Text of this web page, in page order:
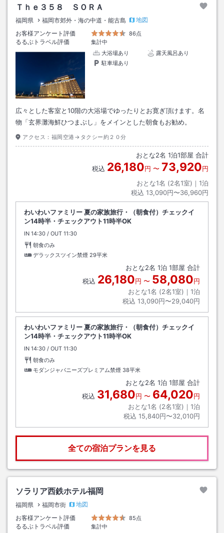
Ｔｈｅ３５８ ＳＯＲＡ
福岡県 福岡市郊外・海の中道・能古島
地図
お客様アンケート評価
86点
るるぶトラベル評価
集計中
大浴場あり
露天風呂あり
駐車場あり
広々とした客室と10階の大浴場でゆったりとお寛ぎ頂けます。名
物「玄界灘海鮮ひつまぶし」をメインとした朝食もお勧め。
アクセス： 福岡空港→タクシー約２０分
おとな2名 1泊1部屋 合計
税込 26,180円 〜 73,920円
おとな1名 (2名1室)｜ 1泊
税込 13,090円〜36,960円
わいわいファミリー 夏の家族旅行・（朝食付）チェックイ
ン14時半・チェックアウト11時半OK
IN チェックイン
14:30 / OUT チェックアウト
11:30
朝食のみ
デラックスツイン禁煙 29平米
おとな2名 1泊 1部屋 合計
税込 26,180円 〜 58,080円
おとな1名 (2名1室)｜ 1泊
税込 13,090円〜29,040円
わいわいファミリー 夏の家族旅行・（朝食付）チェックイ
ン14時半・チェックアウト11時半OK
IN チェックイン
14:30 / OUT チェックアウト
11:30
朝食のみ
モダンジャパニーズプレミアム禁煙 38平米
おとな2名 1泊 1部屋 合計
税込 31,680円 〜 64,020円
おとな1名 (2名1室)｜ 1泊
税込 15,840円〜32,010円
全ての宿泊プランを見る
ソラリア西鉄ホテル福岡
福岡県 福岡市街
地図
お客様アンケート評価
85点
るるぶトラベル評価
集計中